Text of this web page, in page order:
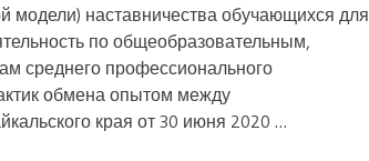
модели) наставничества обучающихся для
по общеобразовательным,
среднего профессионального
обмена опытом между
края от 30 июня 2020 …